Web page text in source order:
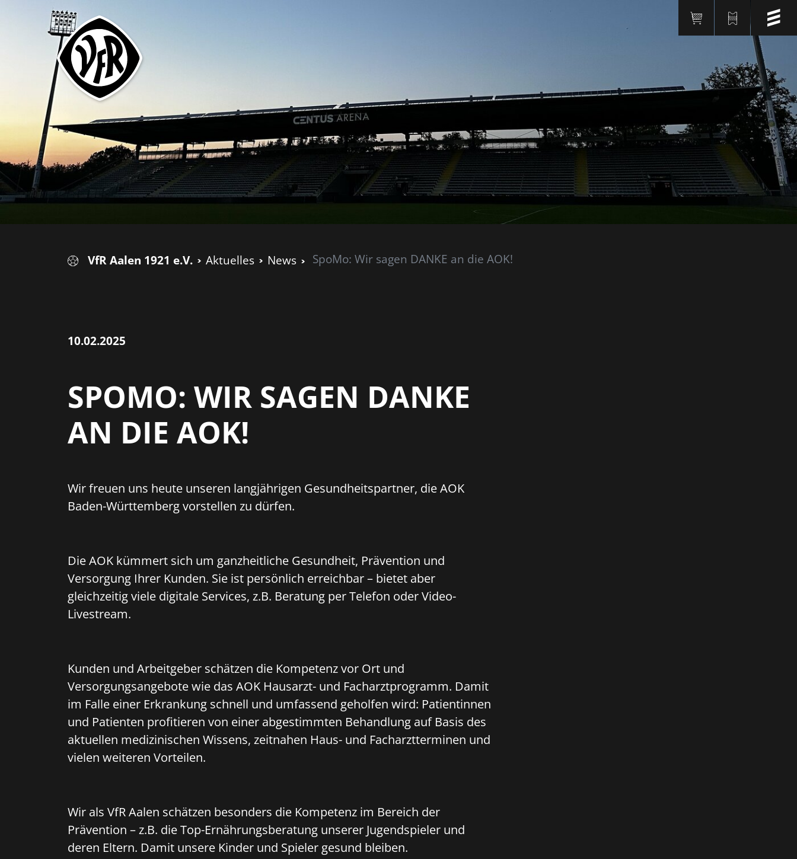
VfR Aalen 1921 e.V. Aktuelles News SpoMo: Wir sagen DANKE an die AOK!
10.02.2025
SPOMO: WIR SAGEN DANKE
AN DIE AOK!
Wir freuen uns heute unseren langjährigen Gesundheitspartner, die AOK
Baden-Württemberg vorstellen zu dürfen.
Die AOK kümmert sich um ganzheitliche Gesundheit, Prävention und
Versorgung Ihrer Kunden. Sie ist persönlich erreichbar – bietet aber
gleichzeitig viele digitale Services, z.B. Beratung per Telefon oder Video-
Livestream.
Kunden und Arbeitgeber schätzen die Kompetenz vor Ort und
Versorgungsangebote wie das AOK Hausarzt- und Facharztprogramm. Damit
im Falle einer Erkrankung schnell und umfassend geholfen wird: Patientinnen
und Patienten profitieren von einer abgestimmten Behandlung auf Basis des
aktuellen medizinischen Wissens, zeitnahen Haus- und Facharztterminen und
vielen weiteren Vorteilen.
Wir als VfR Aalen schätzen besonders die Kompetenz im Bereich der
Prävention – z.B. die Top-Ernährungsberatung unserer Jugendspieler und
deren Eltern. Damit unsere Kinder und Spieler gesund bleiben.